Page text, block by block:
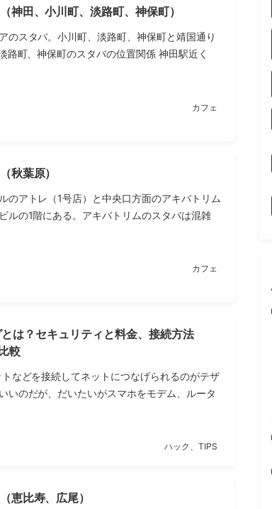
神田、小川町、淡路町、神保町）
のスタバ。小川町、淡路町、神保町と靖国通り
町、神保町のスタバの位置関係 神田駅近く
カフェ
秋葉原）
のアトレ（1号店）と中央口方面のアキバトリム
ルの1階にある。アキバトリムのスタバは混雑
カフェ
は？セキュリティと料金、接続方法
較
などを接続してネットにつなげられるのがテザ
いのだが、だいたいがスマホをモデム、ルータ
ハック、TIPS
恵比寿、広尾）